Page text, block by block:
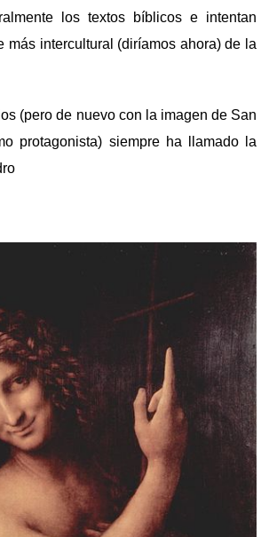
los textos bíblicos e intentan
más intercultural (diríamos ahora) de la
(pero de nuevo con la imagen de San
protagonista) siempre ha llamado la